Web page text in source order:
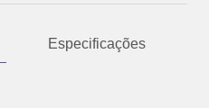
Especificações